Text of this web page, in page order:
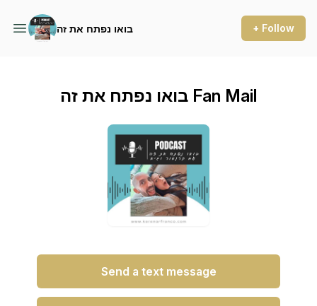
בואו נפתח את זה + Follow
בואו נפתח את זה Fan Mail
Send a text message